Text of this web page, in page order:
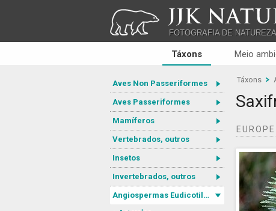
JJK
FOTOGRAFIA DE NATUREZA
Táxons Meio
Aves Non Passeriformes
Aves Passeriformes
Mamíferos
Vertebrados, outros
Insetos
Invertebrados, outros
Angiospermas Eudicotiledôneas
Táxons
EUROPE